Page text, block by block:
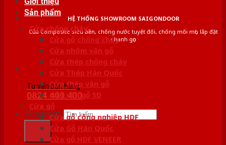
HỆ THỐNG SHOWROOM SAIGONDOOR
Cửa Composite siêu bền, chống nước tuyệt đối, chống mối mọt, lắp đặt
nhanh gọn
Tư vấn bán hàng
0824.400.400
Tìm kiếm:
Sản phẩm
Cửa chống cháy
Cửa gỗ chống cháy
Cửa nhôm vân gỗ
Cửa thép chống cháy
Cửa Thép Hàn Quốc
Cửa thép vân gỗ
Cửa vân gỗ 5D
Cửa gỗ
Cửa gỗ công nghiệp HDF
Cửa Gỗ Hàn Quốc
Cửa gỗ HDF VENEER